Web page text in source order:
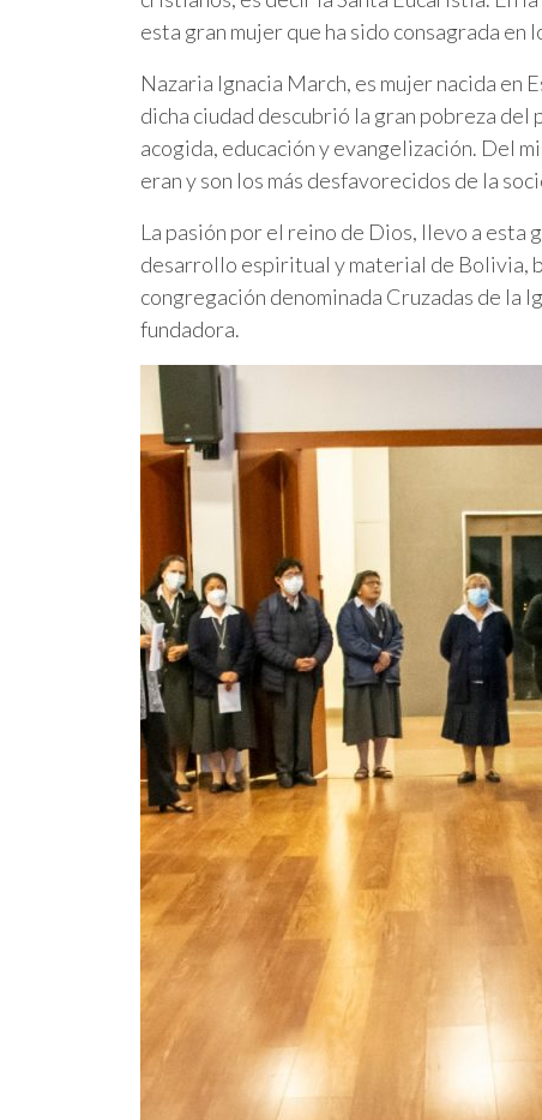
esta gran mujer que ha sido consagrada en
Nazaria Ignacia March, es mujer nacida en
dicha ciudad descubrió la gran pobreza del
acogida, educación y evangelización. Del
eran y son los más desfavorecidos de la
La pasión por el reino de Dios, llevo a esta
desarrollo espiritual y material de Bolivia,
congregación denominada Cruzadas de la
fundadora.